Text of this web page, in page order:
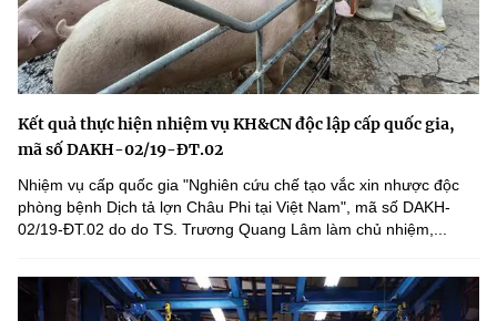
Kết quả thực hiện nhiệm vụ KH&CN độc lập cấp quốc gia,
mã số DAKH-02/19-ĐT.02
Nhiệm vụ cấp quốc gia "Nghiên cứu chế tạo vắc xin nhược độc
phòng bệnh Dịch tả lợn Châu Phi tại Việt Nam", mã số DAKH-
02/19-ĐT.02 do do TS. Trương Quang Lâm làm chủ nhiệm,...